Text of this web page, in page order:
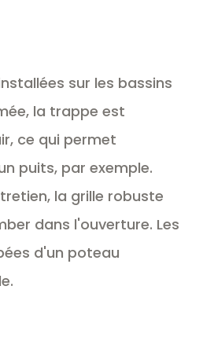
sur les bassins
la trappe est
ce qui permet
puits, par exemple.
la grille robuste
dans l'ouverture. Les
d'un poteau